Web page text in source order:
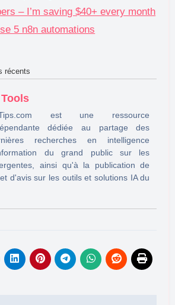
– I’m saving $40+ every month
5 n8n automations
récents
Tips.com est une ressource
dédiée au partage des
recherches en intelligence
du grand public sur les
ainsi qu'à la publication de
d'avis sur les outils et solutions IA du